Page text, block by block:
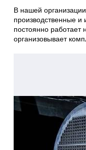
В нашей
производственные и
постоянно работает
организовывает